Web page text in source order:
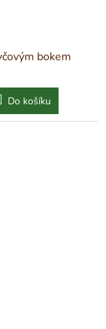
bokem
Do košíku